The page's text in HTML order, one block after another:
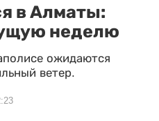
в Алматы:
неделю
ожидаются
ветер.